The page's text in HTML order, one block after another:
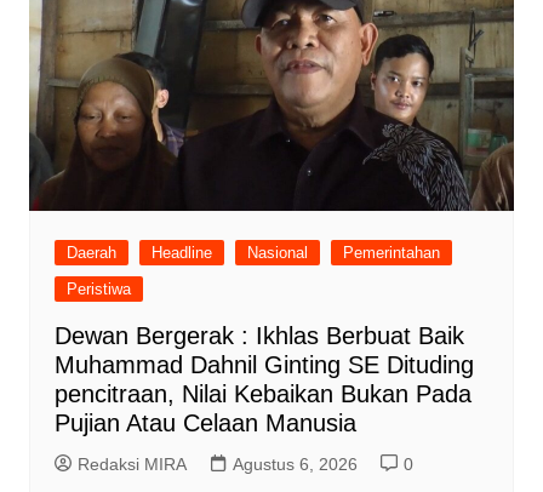
Daerah Headline Nasional
Pemerintahan
Peristiwa
Dewan Bergerak : Ikhlas Berbuat Baik
Muhammad Dahnil Ginting SE Dituding
pencitraan, Nilai Kebaikan Bukan Pada
Pujian Atau Celaan Manusia
Redaksi MIRA Agustus 6, 2026 0